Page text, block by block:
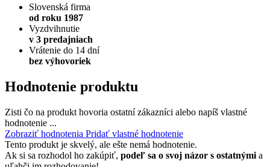
Slovenská firma
od roku 1987
Vyzdvihnutie
v 3 predajniach
Vrátenie do 14 dní
bez výhovoriek
Hodnotenie produktu
Zisti čo na produkt hovoria ostatní zákazníci alebo napíš vlastné
hodnotenie ...
Zobraziť hodnotenia Pridať vlastné hodnotenie
Tento produkt je skvelý, ale ešte nemá hodnotenie.
Ak si sa rozhodol ho zakúpiť, podeľ sa o svoj názor s ostatnými a